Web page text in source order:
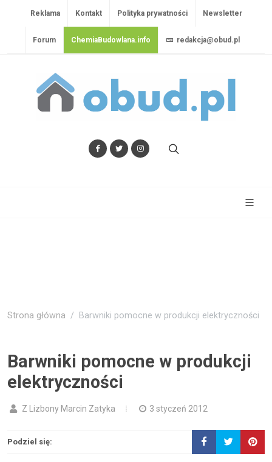
Reklama Kontakt Polityka prywatności Newsletter
Forum ChemiaBudowlana.info redakcja@obud.pl
Strona główna Barwniki pomocne w produkcji elektryczności
Barwniki pomocne w produkcji
elektryczności
Z Lizbony Marcin Zatyka 3 styczeń 2012
Podziel się: